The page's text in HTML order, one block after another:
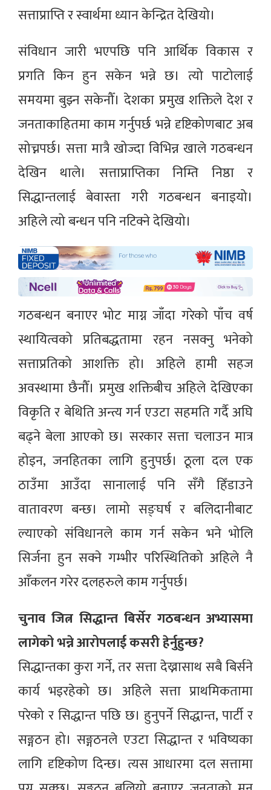
सत्ताप्राप्ति र स्वार्थमा ध्यान केन्द्रित देखियो।
संविधान जारी भएपछि पनि आर्थिक विकास र
प्रगति किन हुन सकेन भन्ने छ। त्यो पाटोलाई
समयमा बुझ्न सकेनौँ। देशका प्रमुख शक्तिले देश र
जनताकाहितमा काम गर्नुपर्छ भन्ने दृष्टिकोणबाट अब
सोच्नपर्छ। सत्ता मात्रै खोज्दा विभिन्न खाले गठबन्धन
देखिन थाले। सत्ताप्राप्तिका निम्ति निष्ठा र
सिद्धान्तलाई बेवास्ता गरी गठबन्धन बनाइयो।
अहिले त्यो बन्धन पनि नटिक्ने देखियो।
गठबन्धन बनाएर भोट माग्न जाँदा गरेको पाँच वर्ष
स्थायित्वको प्रतिबद्धतामा रहन नसक्नु भनेको
सत्ताप्रतिको आशक्ति हो। अहिले हामी सहज
अवस्थामा छैनौँ। प्रमुख शक्तिबीच अहिले देखिएका
विकृति र बेथिति अन्त्य गर्न एउटा सहमति गर्दै अघि
बढ्ने बेला आएको छ। सरकार सत्ता चलाउन मात्र
होइन, जनहितका लागि हुनुपर्छ। ठूला दल एक
ठाउँमा आउँदा सानालाई पनि सँगै हिँडाउने
वातावरण बन्छ। लामो सङ्घर्ष र बलिदानीबाट
ल्याएको संविधानले काम गर्न सकेन भने भोलि
सिर्जना हुन सक्ने गम्भीर परिस्थितिको अहिले नै
आँकलन गरेर दलहरुले काम गर्नुपर्छ।
चुनाव जित्न सिद्धान्त बिर्सेर गठबन्धन अभ्यासमा
लागेको भन्ने आरोपलाई कसरी हेर्नुहुन्छ?
सिद्धान्तका कुरा गर्ने, तर सत्ता देख्नासाथ सबै बिर्सने
कार्य भइरहेको छ। अहिले सत्ता प्राथमिकतामा
परेको र सिद्धान्त पछि छ। हुनुपर्ने सिद्धान्त, पार्टी र
सङ्गठन हो। सङ्गठनले एउटा सिद्धान्त र भविष्यका
लागि दृष्टिकोण दिन्छ। त्यस आधारमा दल सत्तामा